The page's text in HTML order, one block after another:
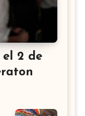
el 2 de